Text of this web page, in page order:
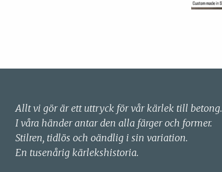
Allt vi gör är ett uttryck för vår kärlek till betong.
I våra händer antar den alla färger och former.
Stilren, tidlös och oändlig i sin variation.
En tusenårig kärlekshistoria.